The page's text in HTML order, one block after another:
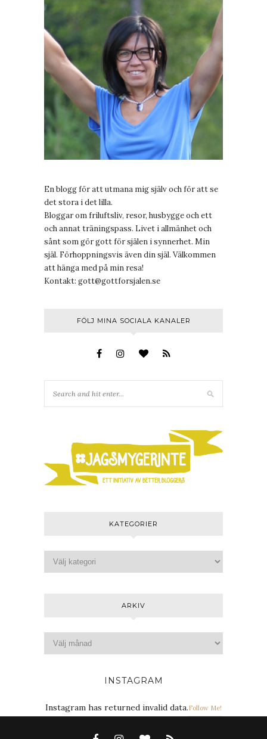
En blogg för att utmana mig själv och för att se
det stora i det lilla.
Bloggar om friluftsliv, resor, husbygge och ett
och annat träningspass. Livet i allmänhet och
sånt som gör gott för själen i synnerhet. Min
själ. Förhoppningsvis även din själ. Välkommen
att hänga med på min resa!
Kontakt: gott@gottforsjalen.se
FÖLJ MINA SOCIALA KANALER
KATEGORIER
ARKIV
INSTAGRAM
Instagram has returned invalid data.Follow Me!